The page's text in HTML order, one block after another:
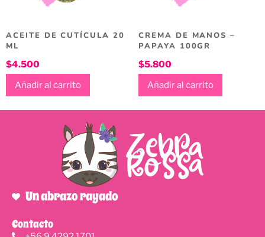
ACEITE DE CUTÍCULA 20
ML
$4.500
Añadir al carrito
CREMA DE MANOS –
PAPAYA 100GR
$5.800
Añadir al carrito
Un abrazo rayado
Contacto